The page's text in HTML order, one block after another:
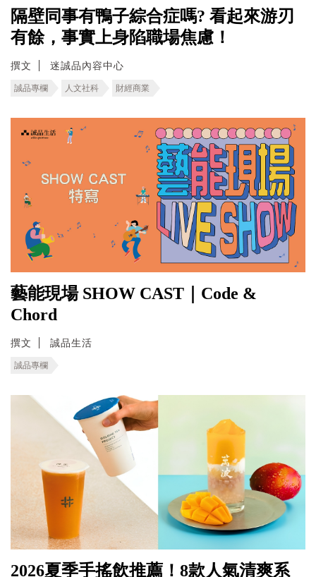
隔壁同事有鴨子綜合症嗎? 看起來游刃
有餘，事實上身陷職場焦慮！
撰文 迷誠品內容中心
誠品專欄 人文社科 財經商業
藝能現場 SHOW CAST｜Code &
Chord
撰文 誠品生活
誠品專欄
2026夏季手搖飲推薦！8款人氣清爽系